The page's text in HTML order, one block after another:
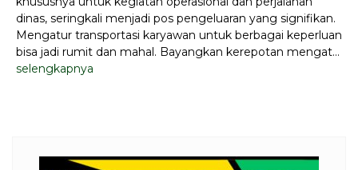
dinas, seringkali menjadi pos pengeluaran yang signifikan.
Mengatur transportasi karyawan untuk berbagai keperluan
bisa jadi rumit dan mahal. Bayangkan kerepotan mengat...
selengkapnya